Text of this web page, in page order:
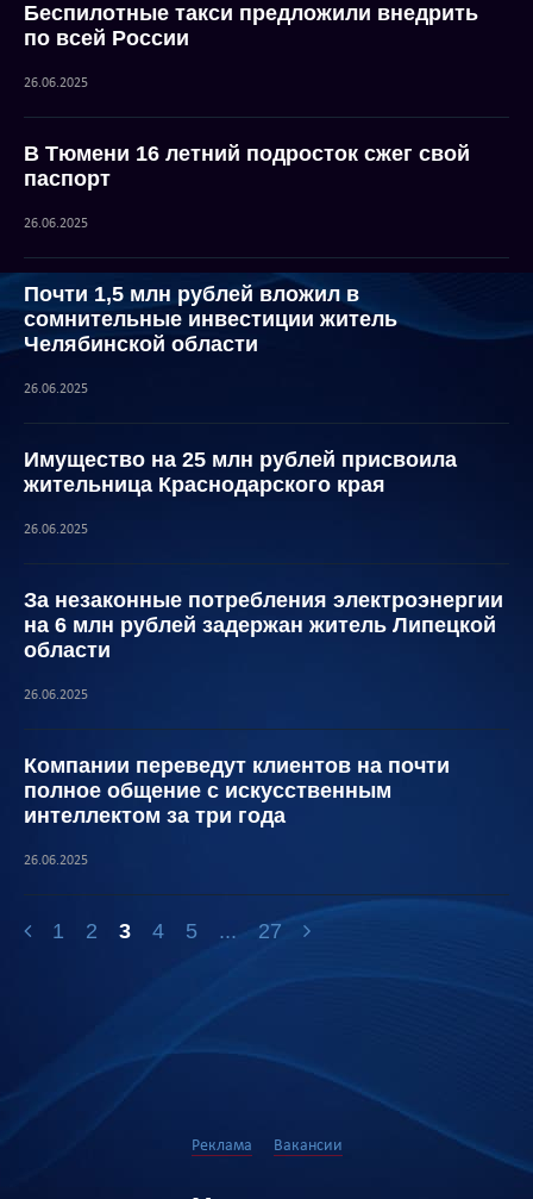
Беспилотные такси предложили внедрить
по всей России
26.06.2025
В Тюмени 16 летний подросток сжег свой
паспорт
26.06.2025
Почти 1,5 млн рублей вложил в
сомнительные инвестиции житель
Челябинской области
26.06.2025
Имущество на 25 млн рублей присвоила
жительница Краснодарского края
26.06.2025
За незаконные потребления электроэнергии
на 6 млн рублей задержан житель Липецкой
области
26.06.2025
Компании переведут клиентов на почти
полное общение с искусственным
интеллектом за три года
26.06.2025
1 2 3 4 5 ... 27
Реклама Вакансии